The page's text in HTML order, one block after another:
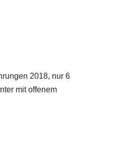
2018, nur 6
mit offenem